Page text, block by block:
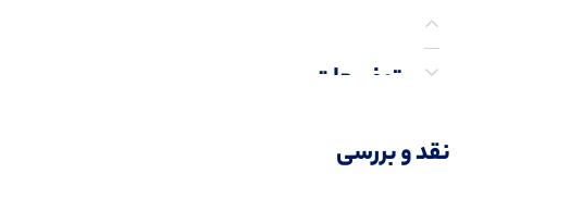
توضیحات
نظرات (0)
نقد و بررسی